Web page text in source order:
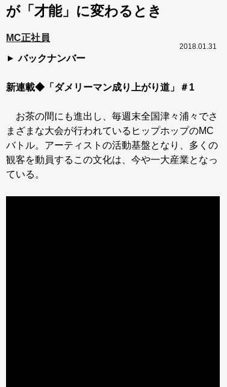
が「才能」に変わるとき
MC正社員
バックナンバー
2018.01.31
新連載◆「ダメリーマン成り上がり道」＃1
お茶の間にも進出し、毎週末全国津々浦々でさ
まざまな大会が行われているヒップホップのMC
バトル。アーティストの活動基盤となり、多くの
観客を動員するこの文化は、今や一大産業となっ
ている。